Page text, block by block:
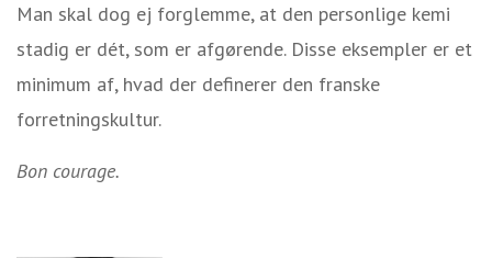
Man skal dog ej forglemme, at den personlige kemi
stadig er dét, som er afgørende. Disse eksempler er et
minimum af, hvad der definerer den franske
forretningskultur.
Bon courage.